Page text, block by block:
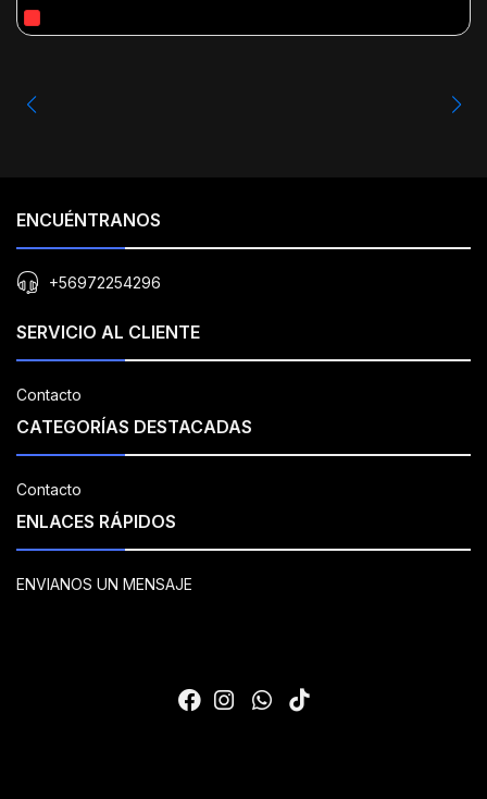
ENCUÉNTRANOS
+56972254296
SERVICIO AL CLIENTE
Contacto
CATEGORÍAS DESTACADAS
Contacto
ENLACES RÁPIDOS
ENVIANOS UN MENSAJE